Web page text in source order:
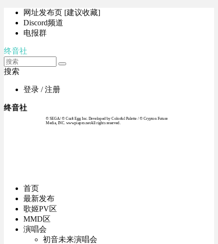
网址发布页 [建议收藏]
Discord频道
电报群
终音社
搜索
登录 / 注册
终音社
© SEGA / © Craft Egg Inc. Developed by Colorful Palette / © Crypton Future
Media, INC. www.piapro.netAll rights reserved.
首页
最新发布
歌姬PV区
MMD区
演唱会
初音未来演唱会